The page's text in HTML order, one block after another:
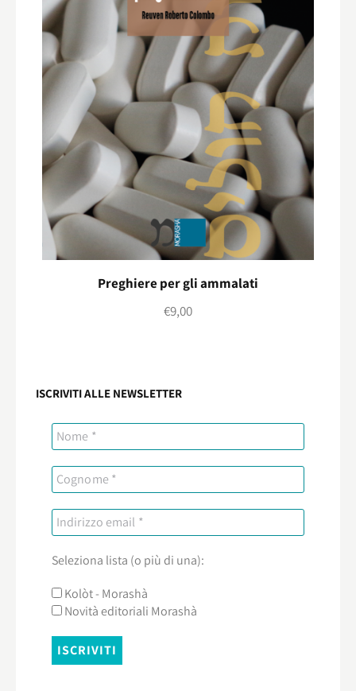
Preghiere per gli ammalati
€9,00
ISCRIVITI ALLE NEWSLETTER
Seleziona lista (o più di una):
Kolòt - Morashà
Novità editoriali Morashà